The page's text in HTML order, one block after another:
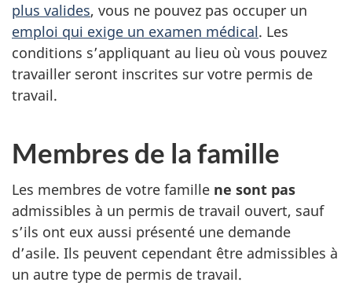
plus valides, vous ne pouvez pas occuper un
emploi qui exige un examen médical. Les
conditions s’appliquant au lieu où vous pouvez
travailler seront inscrites sur votre permis de
travail.
Membres de la famille
Les membres de votre famille ne sont pas
admissibles à un permis de travail ouvert, sauf
s’ils ont eux aussi présenté une demande
d’asile. Ils peuvent cependant être admissibles à
un autre type de permis de travail.